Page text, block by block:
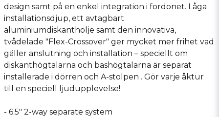
design samt på en enkel integration i fordonet. Låga
installationsdjup, ett avtagbart
aluminiumdiskanthölje samt den innovativa,
tvådelade ″Flex-Crossover″ ger mycket mer frihet vad
gäller anslutning och installation – speciellt om
diskanthögtalarna och bashögtalarna är separat
installerade i dörren och A-stolpen . Gör varje åktur
till en speciell ljudupplevelse!
- 6.5″ 2-way separate system